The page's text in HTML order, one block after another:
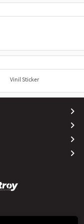
Vinil Sticker